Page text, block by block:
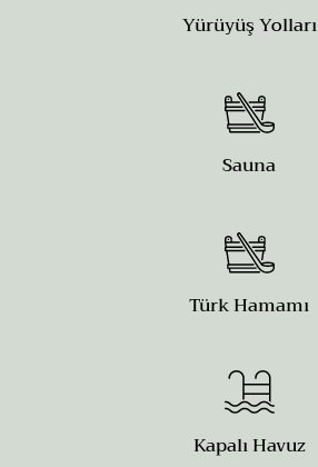
Yürüyüş Yolları
Sauna
Türk Hamamı
Kapalı Havuz